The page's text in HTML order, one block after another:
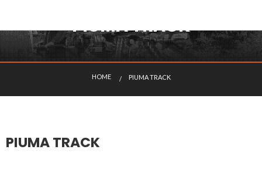
ESPAÑOL
PIUMA TRACK
HOME ACTUALMENTE:
PIUMA TRACK
PIUMA TRACK